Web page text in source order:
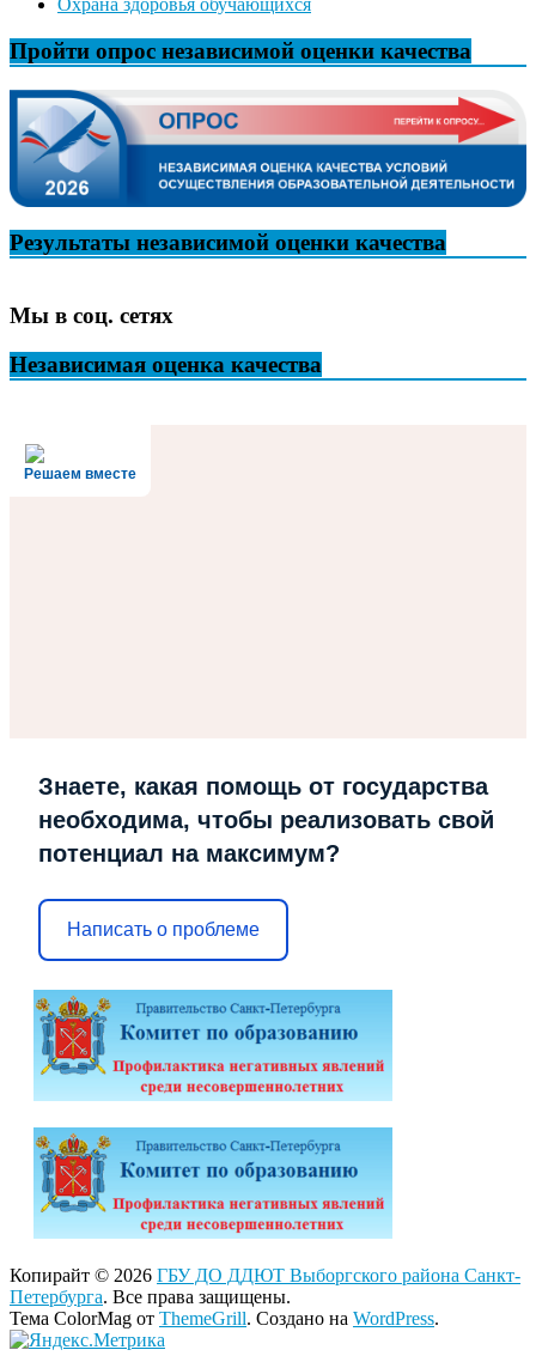
Охрана здоровья обучающихся
Пройти опрос независимой оценки качества
Результаты независимой оценки качества
Мы в соц. сетях
Независимая оценка качества
Решаем вместе
Знаете, какая помощь от государства
необходима, чтобы реализовать свой
потенциал на максимум?
Написать о проблеме
Копирайт © 2026 ГБУ ДО ДДЮТ Выборгского района Санкт-
Петербурга. Все права защищены.
Тема ColorMag от ThemeGrill. Создано на WordPress.